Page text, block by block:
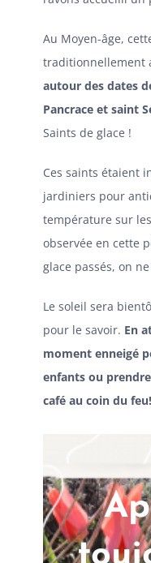
Au Moyen-âge,
traditionnellement
autour des dates
Pancrace et saint
Saints de glace !
Ces saints étaient
jardiniers pour
température sur
observée en cette
glace passés, on
Le soleil sera
pour le savoir. En
moment enneigé
enfants ou
café au coin du feu!